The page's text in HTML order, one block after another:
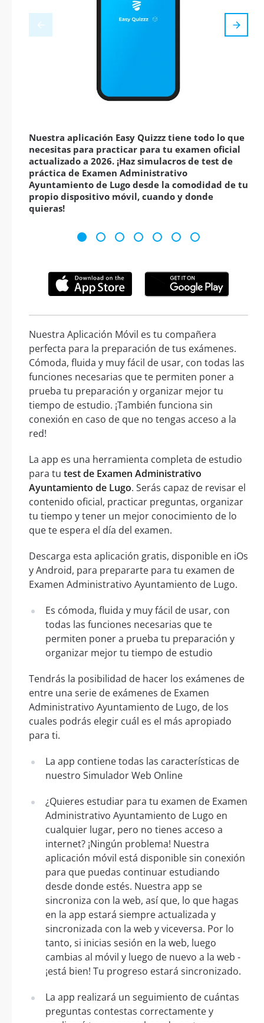
Nuestra aplicación Easy Quizzz tiene todo lo que
necesitas para practicar para tu examen oficial
actualizado a 2026. ¡Haz simulacros de test de
práctica de Examen Administrativo
Ayuntamiento de Lugo desde la comodidad de tu
propio dispositivo móvil, cuando y donde
quieras!
Nuestra Aplicación Móvil es tu compañera
perfecta para la preparación de tus exámenes.
Cómoda, fluida y muy fácil de usar, con todas las
funciones necesarias que te permiten poner a
prueba tu preparación y organizar mejor tu
tiempo de estudio. ¡También funciona sin
conexión en caso de que no tengas acceso a la
red!
La app es una herramienta completa de estudio
para tu test de Examen Administrativo
Ayuntamiento de Lugo. Serás capaz de revisar el
contenido oficial, practicar preguntas, organizar
tu tiempo y tener un mejor conocimiento de lo
que te espera el día del examen.
Descarga esta aplicación gratis, disponible en iOs
y Android, para prepararte para tu examen de
Examen Administrativo Ayuntamiento de Lugo.
Es cómoda, fluida y muy fácil de usar, con
todas las funciones necesarias que te
permiten poner a prueba tu preparación y
organizar mejor tu tiempo de estudio
Tendrás la posibilidad de hacer los exámenes de
entre una serie de exámenes de Examen
Administrativo Ayuntamiento de Lugo, de los
cuales podrás elegir cuál es el más apropiado
para ti.
La app contiene todas las características de
nuestro Simulador Web Online
¿Quieres estudiar para tu examen de Examen
Administrativo Ayuntamiento de Lugo en
cualquier lugar, pero no tienes acceso a
internet? ¡Ningún problema! Nuestra
aplicación móvil está disponible sin conexión
para que puedas continuar estudiando
desde donde estés. Nuestra app se
sincroniza con la web, así que, lo que hagas
en la app estará siempre actualizada y
sincronizada con la web y viceversa. Por lo
tanto, si inicias sesión en la web, luego
cambias al móvil y luego de nuevo a la web -
¡está bien! Tu progreso estará sincronizado.
La app realizará un seguimiento de cuántas
preguntas contestas correctamente y